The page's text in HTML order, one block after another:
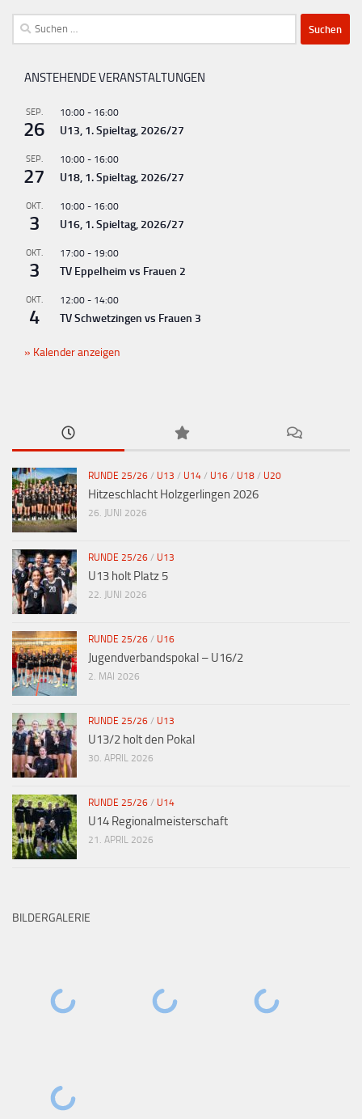
Suchen
nach:
ANSTEHENDE VERANSTALTUNGEN
SEP.
26
10:00 - 16:00
U13, 1. Spieltag, 2026/27
SEP.
27
10:00 - 16:00
U18, 1. Spieltag, 2026/27
OKT.
3
10:00 - 16:00
U16, 1. Spieltag, 2026/27
OKT.
3
17:00 - 19:00
TV Eppelheim vs Frauen 2
OKT.
4
12:00 - 14:00
TV Schwetzingen vs Frauen 3
Kalender anzeigen
RUNDE 25/26 / U13 / U14 / U16 / U18 / U20
Hitzeschlacht Holzgerlingen 2026
26. JUNI 2026
RUNDE 25/26 / U13
U13 holt Platz 5
22. JUNI 2026
RUNDE 25/26 / U16
Jugendverbandspokal – U16/2
2. MAI 2026
RUNDE 25/26 / U13
U13/2 holt den Pokal
30. APRIL 2026
RUNDE 25/26 / U14
U14 Regionalmeisterschaft
21. APRIL 2026
BILDERGALERIE